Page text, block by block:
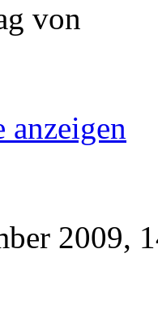
von
anzeigen
2009,